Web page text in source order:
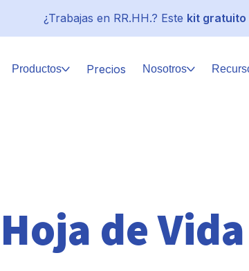
¿Trabajas en RR.HH.? Este kit gratuito
Productos Precios Nosotros
de Vida